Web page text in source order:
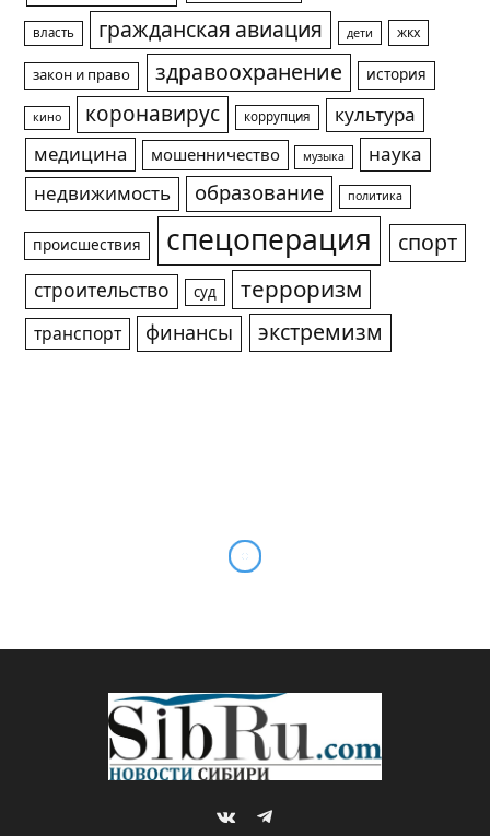
власть гражданская авиация дети жкх
закон и право здравоохранение история
кино коронавирус коррупция
культура
медицина
мошенничество музыка
наука
недвижимость
образование политика
происшествия спецоперация спорт
строительство суд терроризм
транспорт финансы экстремизм
VKontakteTelegram